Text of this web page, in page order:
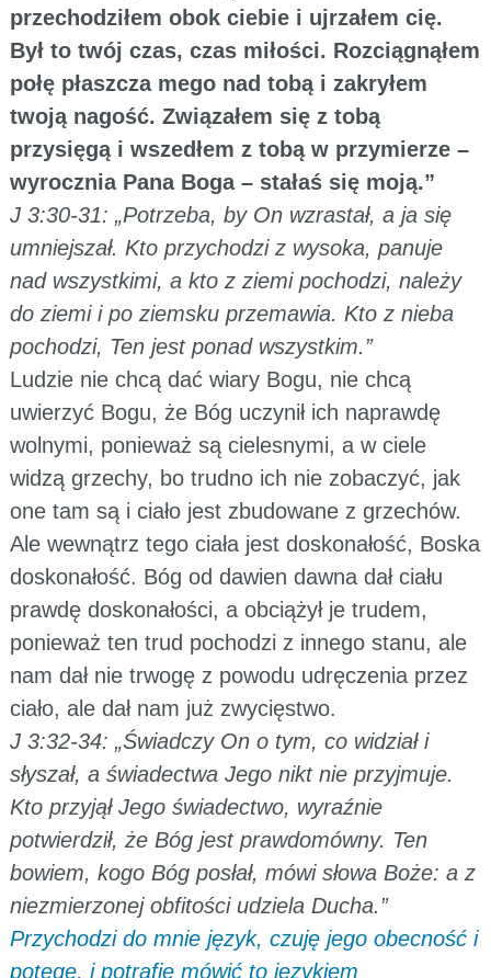
przechodziłem obok ciebie i ujrzałem cię.
Był to twój czas, czas miłości. Rozciągnąłem
połę płaszcza mego nad tobą i zakryłem
twoją nagość. Związałem się z tobą
przysięgą i wszedłem z tobą w przymierze –
wyrocznia Pana Boga – stałaś się moją.”
J 3:30-31: „Potrzeba, by On wzrastał, a ja się
umniejszał. Kto przychodzi z wysoka, panuje
nad wszystkimi, a kto z ziemi pochodzi, należy
do ziemi i po ziemsku przemawia. Kto z nieba
pochodzi, Ten jest ponad wszystkim.”
Ludzie nie chcą dać wiary Bogu, nie chcą
uwierzyć Bogu, że Bóg uczynił ich naprawdę
wolnymi, ponieważ są cielesnymi, a w ciele
widzą grzechy, bo trudno ich nie zobaczyć, jak
one tam są i ciało jest zbudowane z grzechów.
Ale wewnątrz tego ciała jest doskonałość, Boska
doskonałość. Bóg od dawien dawna dał ciału
prawdę doskonałości, a obciążył je trudem,
ponieważ ten trud pochodzi z innego stanu, ale
nam dał nie trwogę z powodu udręczenia przez
ciało, ale dał nam już zwycięstwo.
J 3:32-34: „Świadczy On o tym, co widział i
słyszał, a świadectwa Jego nikt nie przyjmuje.
Kto przyjął Jego świadectwo, wyraźnie
potwierdził, że Bóg jest prawdomówny. Ten
bowiem, kogo Bóg posłał, mówi słowa Boże: a z
niezmierzonej obfitości udziela Ducha.”
Przychodzi do mnie język, czuję jego obecność i
potęgę, i potrafię mówić to językiem